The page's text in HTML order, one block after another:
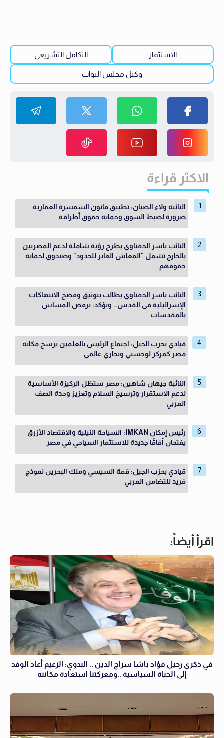
الاستثمار التكامل التشريعي
وكيل مجلس النواب
الاكثر قراءة
النائبة ولاء الصبان: تطبيق قانون السمسرة العقارية
ضرورة لضبط السوق وحماية حقوق أطرافه
النائب ياسر الحفناوي يطرح رؤية شاملة لدعم المصريين
بالخارج تشمل "المعاش العابر للحدود" وصندوق لحماية
حقوقهم
النائب ياسر الحفناوي يطالب بتوثيق وفضح الانتهاكات
الإسرائيلية في القدس.. ويؤكد: نرفض المساس
بالمقدسات
قيادي بحزب الجيل: اجتماع الرئيس بالعلمين يرسخ مكانة
مصر كمركز لوجستي وتجاري عالمي
النائبة جيهان شاهين: مصر ستظل الركيزة الأساسية
لدعم الاستقرار وترسيخ السلام وتعزيز وحدة الصف
العربي
رئيس إمكان IMKAN: السياحة النيلية والاقتصاد الأزرق
يفتحان آفاقًا جديدة للاستثمار السياحي في مصر
قيادي بحزب الجيل: قمة السيسي وملك البحرين نموذج
فريد للتضامن العربي
اقرأ أيضاً:
في ذكرى رحيل فؤاد باشا سراج الدين .. البدوي: الزعيم أعاد الوفد
إلى الحياة السياسية ..ومعركتنا استعادة مكانته